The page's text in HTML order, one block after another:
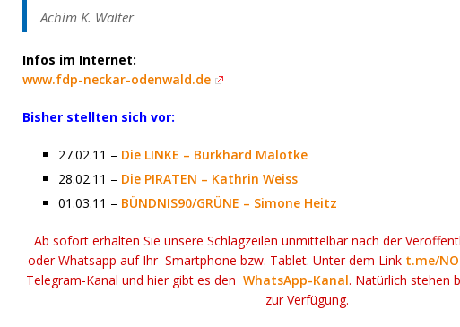
Achim K. Walter
Infos im Internet:
www.fdp-neckar-odenwald.de
Bisher stellten sich vor:
27.02.11 – Die LINKE – Burkhard Malotke
28.02.11 – Die PIRATEN – Kathrin Weiss
01.03.11 – BÜNDNIS90/GRÜNE – Simone Heitz
Ab sofort erhalten Sie unsere Schlagzeilen unmittelbar nach der
oder Whatsapp auf Ihr Smartphone bzw. Tablet. Unter dem Link t.me/
Telegram-Kanal und hier gibt es denWhatsApp-Kanal. Natürlich stehen
zur Verfügung.